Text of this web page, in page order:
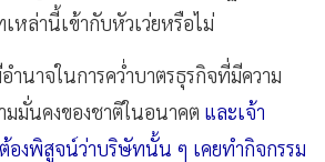
หล่านี้เข้ากับหัวเว่ยหรือไม่
ำนาจในการคว่ำบาตรธุรกิจที่มีความ
มมั่นคงของชาติในอนาคต และเจ้า
องพิสูจน์ว่าบริษัทนั้น ๆ เคยทำกิจกรรม